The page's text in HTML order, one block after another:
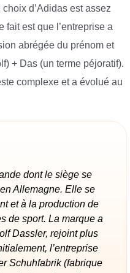
d’Adidas est assez
fait est que l’entreprise a
abrégée du prénom et
+ Das (un terme péjoratif).
complexe et a évolué au
dont le siège se
Allemagne. Elle se
et à la production de
de sport. La marque a
Dassler, rejoint plus
l’entreprise
Schuhfabrik (fabrique